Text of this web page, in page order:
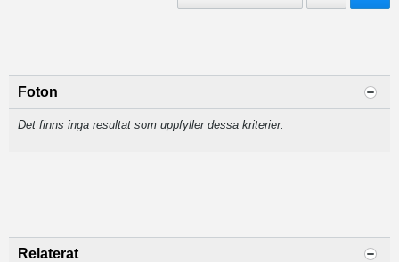
Foton
Det finns inga resultat som uppfyller dessa kriterier.
Relaterat